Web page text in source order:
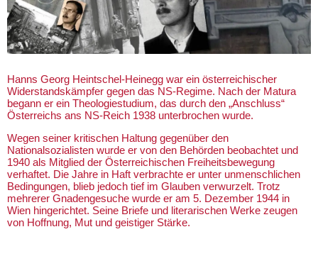
Hanns Georg Heintschel-Heinegg war ein österreichischer
Widerstandskämpfer gegen das NS-Regime. Nach der Matura
begann er ein Theologiestudium, das durch den „Anschluss“
Österreichs ans NS-Reich 1938 unterbrochen wurde.
Wegen seiner kritischen Haltung gegenüber den
Nationalsozialisten wurde er von den Behörden beobachtet und
1940 als Mitglied der Österreichischen Freiheitsbewegung
verhaftet. Die Jahre in Haft verbrachte er unter unmenschlichen
Bedingungen, blieb jedoch tief im Glauben verwurzelt. Trotz
mehrerer Gnadengesuche wurde er am 5. Dezember 1944 in
Wien hingerichtet. Seine Briefe und literarischen Werke zeugen
von Hoffnung, Mut und geistiger Stärke.